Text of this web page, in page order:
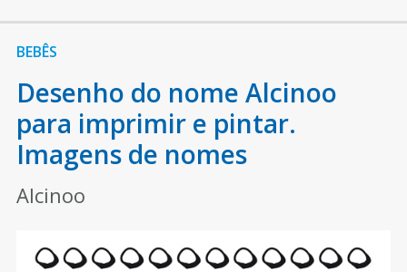
BEBÊS
Desenho do nome Alcinoo
para imprimir e pintar.
Imagens de nomes
Alcinoo